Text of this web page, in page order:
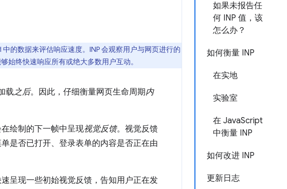
如果未报告任
何 INP 值，该
怎么办？
如何衡量 INP
在实地
实验室
在 JavaScript
中衡量 INP
如何改进 INP
更新日志
的数据来评估响应速度。INP 会观察用户与网页进行的
始终快速响应所有或绝大多数用户互动。
载之后。因此，仔细衡量网页生命周期内
绘制的下一帧中呈现视觉反馈。视觉反馈
是否已打开、登录表单的内容是否正在由
呈现一些初始视觉反馈，告知用户正在发